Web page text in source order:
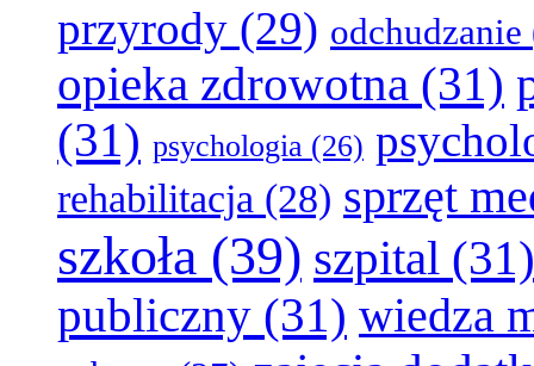
przyrody (29) odchudzanie
opieka zdrowotna (31)
(31) psychologia (26)
rehabilitacja (28) sprzęt
szkoła (39) szpital (31)
publiczny (31) wiedza